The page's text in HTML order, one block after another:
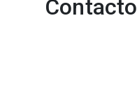
Contacto